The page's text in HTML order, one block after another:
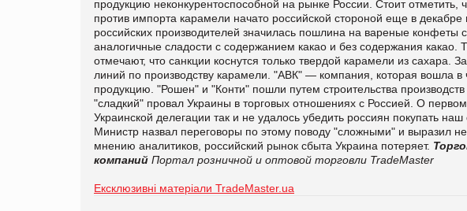
продукцию неконкурентоспособной на рынке России. Стоит
против импорта карамели начато российской стороной еще в
российских производителей значилась пошлина на вареные
аналогичные сладости с содержанием какао и без содержания какао.
отмечают, что санкции коснутся только твердой карамели из сахара.
линий по производству карамели. "АВК" — компания, которая вошла в
продукцию. "Рошен" и "Конти" пошли путем строительства
"сладкий" провал Украины в торговых отношениях с Россией. О
Украинской делегации так и не удалось убедить россиян покупать
Министр назвал переговоры по этому поводу "сложными" и выразил
мнению аналитиков, российский рынок сбыта Украина потеряет.
компаний Портал розничной и оптовой торговли TradeMaster
Ексклюзивні матеріали TradeMaster.ua